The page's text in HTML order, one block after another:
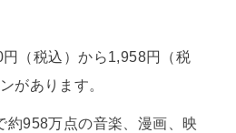
円（税込）から1,958円（税
があります。
約958万点の音楽、漫画、映